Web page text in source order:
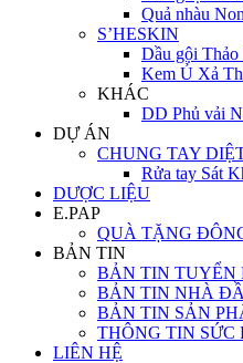
Quả nhàu
S’HESKIN
Dầu gội
Kem Ủ Xả
KHÁC
DD Phủ vải
DỰ ÁN
CHUNG TAY
Rửa tay Sát
DƯỢC LIỆU
E.PAP
QUÀ TẶNG
BẢN TIN
BẢN TIN TUYỂN
BẢN TIN NHÀ
BẢN TIN SẢN
THÔNG TIN SỨC
LIÊN HỆ